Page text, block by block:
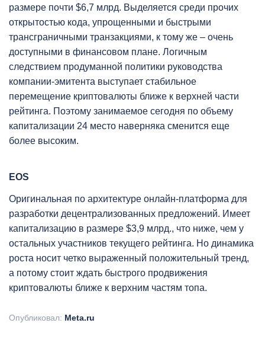
размере почти $6,7 млрд. Выделяется среди прочих
открытостью кода, упрощенными и быстрыми
трансграничными транзакциями, к тому же – очень
доступными в финансовом плане. Логичным
следствием продуманной политики руководства
компании-эмитента выступает стабильное
перемещение криптовалюты ближе к верхней части
рейтинга. Поэтому занимаемое сегодня по объему
капитализации 24 место наверняка сменится еще
более высоким.
EOS
Оригинальная по архитектуре онлайн-платформа для
разработки децентрализованных предложений. Имеет
капитализацию в размере $3,9 млрд., что ниже, чем у
остальных участников текущего рейтинга. Но динамика
роста носит четко выраженный положительный тренд,
а потому стоит ждать быстрого продвижения
криптовалюты ближе к верхним частям топа.
Опубликовал: Meta.ru